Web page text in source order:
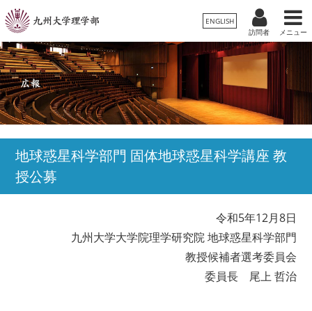
ENGLISH
訪問者
メニュー
受験生 卒業生/一般 在学生
保護者 教職員
理学部案内
学科・専攻
入試情報
地球惑星科学部門 固体地球惑星科学講座 教
授公募
令和5年12月8日
九州大学大学院理学研究院 地球惑星科学部門
教授候補者選考委員会
委員長 尾上 哲治